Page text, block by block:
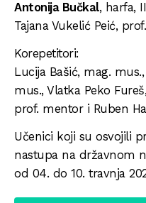
Antonija Bučkal, harfa,
Tajana Vukelić Peić,
Korepetitori:
Lucija Bašić, mag.
mus., Vlatka Peko
prof. mentor i Ruben
Učenici koji su osvojili
nastupa na državnom
od 04. do 10. travnja